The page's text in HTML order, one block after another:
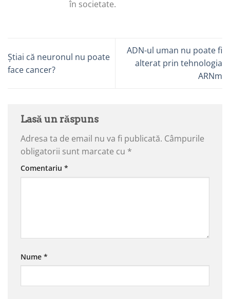
în societate.
Știai că neuronul nu poate
face cancer?
ADN-ul uman nu poate fi
alterat prin tehnologia
ARNm
Lasă un răspuns
Adresa ta de email nu va fi publicată. Câmpurile
obligatorii sunt marcate cu *
Comentariu *
Nume *